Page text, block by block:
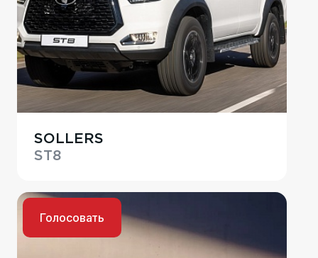
SOLLERS
ST8
Голосовать